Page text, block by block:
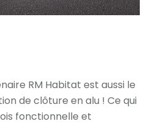
RM Habitat est aussi le
de clôture en alu ! Ce qui
fonctionnelle et